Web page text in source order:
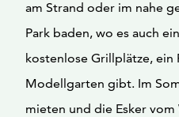
am Strand oder im nahe
Park baden, wo es auch
kostenlose Grillplätze, ein
Modellgarten gibt. Im
mieten und die Esker vom